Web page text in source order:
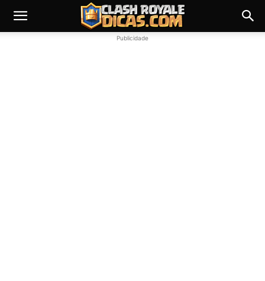
Publicidade